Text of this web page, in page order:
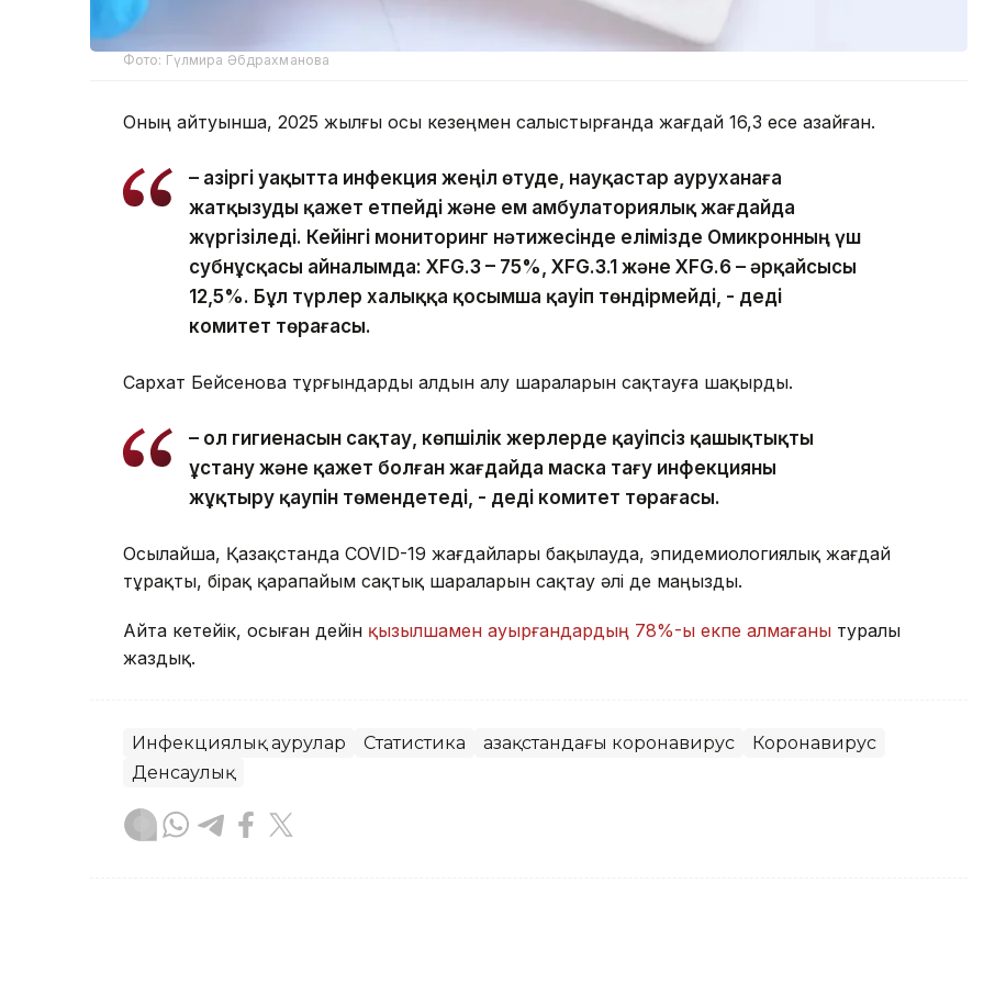
Фото: Гүлмира Әбдрахманова
Оның айтуынша, 2025 жылғы осы кезеңмен салыстырғанда жағдай 16,3 есе азайған.
– Қазіргі уақытта инфекция жеңіл өтуде, науқастар ауруханаға
жатқызуды қажет етпейді және ем амбулаториялық жағдайда
жүргізіледі. Кейінгі мониторинг нәтижесінде елімізде Омикронның үш
субнұсқасы айналымда: XFG.3 – 75%, XFG.3.1 және XFG.6 – әрқайсысы
12,5%. Бұл түрлер халыққа қосымша қауіп төндірмейді, - деді
комитет төрағасы.
Сархат Бейсенова тұрғындарды алдын алу шараларын сақтауға шақырды.
– Қол гигиенасын сақтау, көпшілік жерлерде қауіпсіз қашықтықты
ұстану және қажет болған жағдайда маска тағу инфекцияны
жұқтыру қаупін төмендетеді, - деді комитет төрағасы.
Осылайша, Қазақстанда COVID-19 жағдайлары бақылауда, эпидемиологиялық жағдай
тұрақты, бірақ қарапайым сақтық шараларын сақтау әлі де маңызды.
Айта кетейік, осыған дейін қызылшамен ауырғандардың 78%-ы екпе алмағаны туралы
жаздық.
Инфекциялық аурулар Статистика Қазақстандағы коронавирус
Коронавирус
Денсаулық